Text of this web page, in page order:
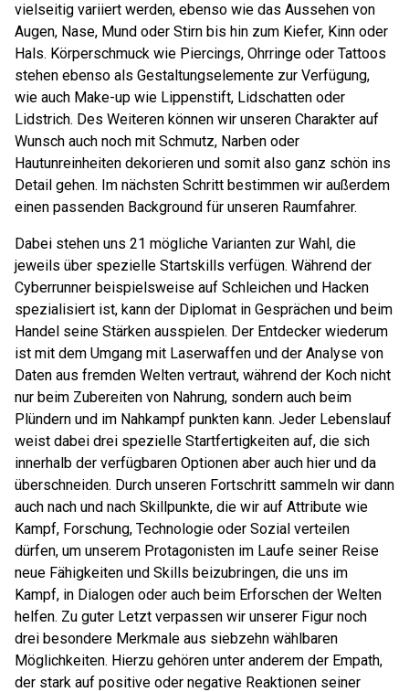
vielseitig variiert werden, ebenso wie das Aussehen von
Augen, Nase, Mund oder Stirn bis hin zum Kiefer, Kinn oder
Hals. Körperschmuck wie Piercings, Ohrringe oder Tattoos
stehen ebenso als Gestaltungselemente zur Verfügung,
wie auch Make-up wie Lippenstift, Lidschatten oder
Lidstrich. Des Weiteren können wir unseren Charakter auf
Wunsch auch noch mit Schmutz, Narben oder
Hautunreinheiten dekorieren und somit also ganz schön ins
Detail gehen. Im nächsten Schritt bestimmen wir außerdem
einen passenden Background für unseren Raumfahrer.
Dabei stehen uns 21 mögliche Varianten zur Wahl, die
jeweils über spezielle Startskills verfügen. Während der
Cyberrunner beispielsweise auf Schleichen und Hacken
spezialisiert ist, kann der Diplomat in Gesprächen und beim
Handel seine Stärken ausspielen. Der Entdecker wiederum
ist mit dem Umgang mit Laserwaffen und der Analyse von
Daten aus fremden Welten vertraut, während der Koch nicht
nur beim Zubereiten von Nahrung, sondern auch beim
Plündern und im Nahkampf punkten kann. Jeder Lebenslauf
weist dabei drei spezielle Startfertigkeiten auf, die sich
innerhalb der verfügbaren Optionen aber auch hier und da
überschneiden. Durch unseren Fortschritt sammeln wir dann
auch nach und nach Skillpunkte, die wir auf Attribute wie
Kampf, Forschung, Technologie oder Sozial verteilen
dürfen, um unserem Protagonisten im Laufe seiner Reise
neue Fähigkeiten und Skills beizubringen, die uns im
Kampf, in Dialogen oder auch beim Erforschen der Welten
helfen. Zu guter Letzt verpassen wir unserer Figur noch
drei besondere Merkmale aus siebzehn wählbaren
Möglichkeiten. Hierzu gehören unter anderem der Empath,
der stark auf positive oder negative Reaktionen seiner